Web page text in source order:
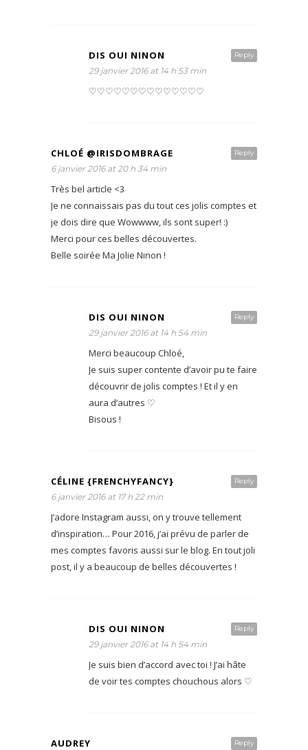
Reply
DIS OUI NINON
29 janvier 2016 at 14 h 53 min
♡♡♡♡♡♡♡♡♡♡♡♡♡♡
Reply
CHLOÉ @IRISDOMBRAGE
6 janvier 2016 at 20 h 34 min
Très bel article <3
Je ne connaissais pas du tout ces jolis comptes et
je dois dire que Wowwww, ils sont super! :)
Merci pour ces belles découvertes.
Belle soirée Ma Jolie Ninon !
Reply
DIS OUI NINON
29 janvier 2016 at 14 h 54 min
Merci beaucoup Chloé,
Je suis super contente d’avoir pu te faire
découvrir de jolis comptes ! Et il y en
aura d’autres ♡
Bisous !
Reply
CÉLINE {FRENCHYFANCY}
6 janvier 2016 at 17 h 22 min
J’adore Instagram aussi, on y trouve tellement
d’inspiration… Pour 2016, j’ai prévu de parler de
mes comptes favoris aussi sur le blog. En tout joli
post, il y a beaucoup de belles découvertes !
Reply
DIS OUI NINON
29 janvier 2016 at 14 h 54 min
Je suis bien d’accord avec toi ! J’ai hâte
de voir tes comptes chouchous alors ♡
Reply
AUDREY